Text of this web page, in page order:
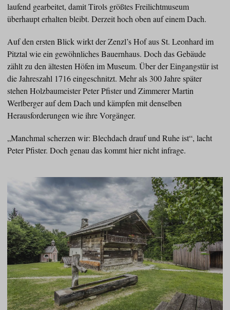
laufend gearbeitet, damit Tirols größtes Freilichtmuseum
überhaupt erhalten bleibt. Derzeit hoch oben auf einem Dach.
Auf den ersten Blick wirkt der Zenzl’s Hof aus St. Leonhard im
Pitztal wie ein gewöhnliches Bauernhaus. Doch das Gebäude
zählt zu den ältesten Höfen im Museum. Über der Eingangstür ist
die Jahreszahl 1716 eingeschnitzt. Mehr als 300 Jahre später
stehen Holzbaumeister Peter Pfister und Zimmerer Martin
Werlberger auf dem Dach und kämpfen mit denselben
Herausforderungen wie ihre Vorgänger.
„Manchmal scherzen wir: Blechdach drauf und Ruhe ist“, lacht
Peter Pfister. Doch genau das kommt hier nicht infrage.